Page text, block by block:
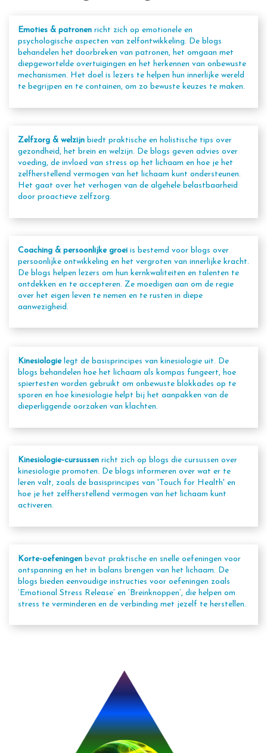
Emoties & patronen richt zich op emotionele en
psychologische aspecten van zelfontwikkeling. De blogs
behandelen het doorbreken van patronen, het omgaan met
diepgewortelde overtuigingen en het herkennen van onbewuste
mechanismen. Het doel is lezers te helpen hun innerlijke wereld
te begrijpen en te containen, om zo bewuste keuzes te maken.
Zelfzorg & welzijn biedt praktische en holistische tips over
gezondheid, het brein en welzijn. De blogs geven advies over
voeding, de invloed van stress op het lichaam en hoe je het
zelfherstellend vermogen van het lichaam kunt ondersteunen.
Het gaat over het verhogen van de algehele belastbaarheid
door proactieve zelfzorg.
Coaching & persoonlijke groei is bestemd voor blogs over
persoonlijke ontwikkeling en het vergroten van innerlijke kracht.
De blogs helpen lezers om hun kernkwaliteiten en talenten te
ontdekken en te accepteren. Ze moedigen aan om de regie
over het eigen leven te nemen en te rusten in diepe
aanwezigheid.
Kinesiologie legt de basisprincipes van kinesiologie uit. De
blogs behandelen hoe het lichaam als kompas fungeert, hoe
spiertesten worden gebruikt om onbewuste blokkades op te
sporen en hoe kinesiologie helpt bij het aanpakken van de
dieperliggende oorzaken van klachten.
Kinesiologie-cursussen richt zich op blogs die cursussen over
kinesiologie promoten. De blogs informeren over wat er te
leren valt, zoals de basisprincipes van 'Touch for Health' en
hoe je het zelfherstellend vermogen van het lichaam kunt
activeren.
Korte-oefeningen bevat praktische en snelle oefeningen voor
ontspanning en het in balans brengen van het lichaam. De
blogs bieden eenvoudige instructies voor oefeningen zoals
‘Emotional Stress Release’ en ‘Breinknoppen’, die helpen om
stress te verminderen en de verbinding met jezelf te herstellen.